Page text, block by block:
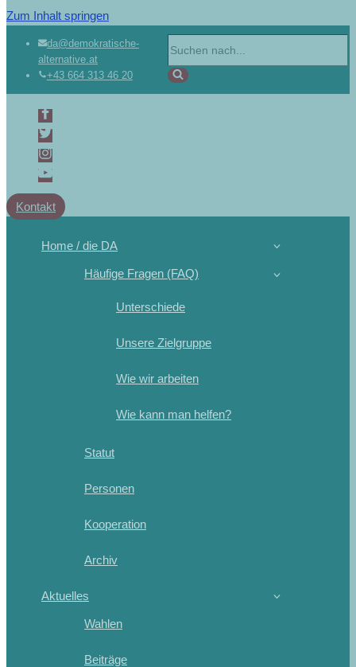
Zum Inhalt springen
da@demokratische-
alternative.at
+43 664 313 46 20
Kontakt
Home / die DA
Häufige Fragen (FAQ)
Unterschiede
Unsere Zielgruppe
Wie wir arbeiten
Wie kann man helfen?
Statut
Personen
Kooperation
Archiv
Aktuelles
Wahlen
Beiträge